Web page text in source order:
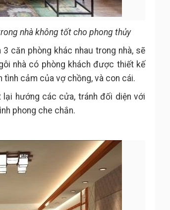
nhà không tốt cho phong thủy
căn phòng khác nhau trong nhà, sẽ
nhà có phòng khách được thiết kế
tình cảm của vợ chồng, và con cái.
hướng các cửa, tránh đối diện với
phong che chắn.